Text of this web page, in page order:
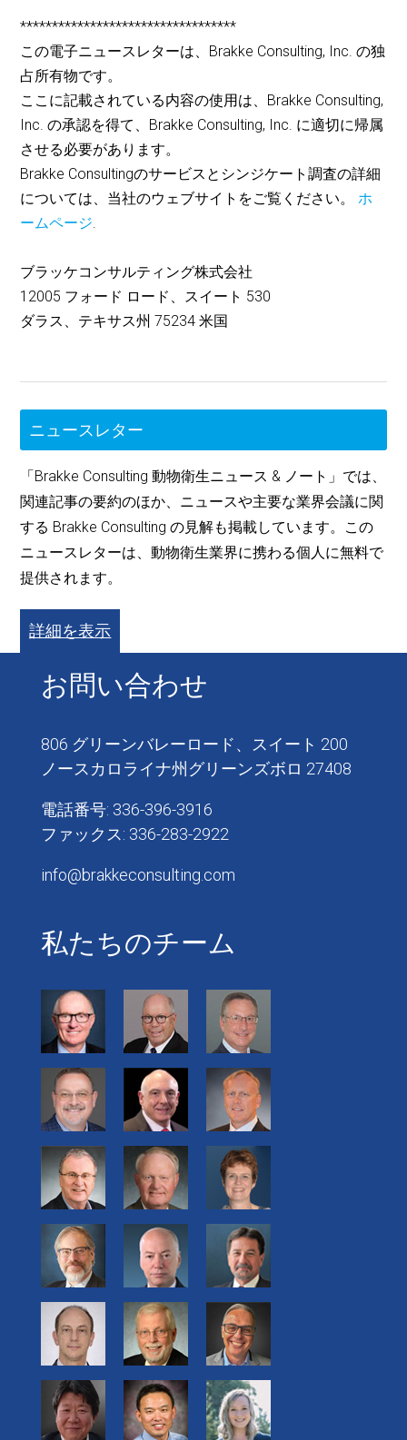
**********************************
この電子ニュースレターは、Brakke Consulting, Inc. の独
占所有物です。
ここに記載されている内容の使用は、Brakke Consulting,
Inc. の承認を得て、Brakke Consulting, Inc. に適切に帰属
させる必要があります。
Brakke Consultingのサービスとシンジケート調査の詳細
については、当社のウェブサイトをご覧ください。ホ
ームページ.
ブラッケコンサルティング株式会社
12005 フォード ロード、スイート 530
ダラス、テキサス州 75234 米国
ニュースレター
「Brakke Consulting 動物衛生ニュース & ノート」では、
関連記事の要約のほか、ニュースや主要な業界会議に関
する Brakke Consulting の見解も掲載しています。この
ニュースレターは、動物衛生業界に携わる個人に無料で
提供されます。
詳細を表示
お問い合わせ
806 グリーンバレーロード、スイート 200
ノースカロライナ州グリーンズボロ 27408
電話番号: 336-396-3916
ファックス: 336-283-2922
info@brakkeconsulting.com
私たちのチーム